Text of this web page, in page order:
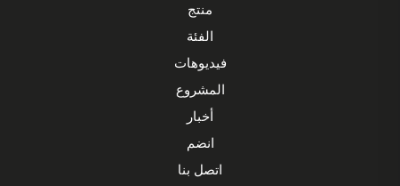
منتج
الفئة
فيديوهات
المشروع
أخبار
انضم
اتصل بنا